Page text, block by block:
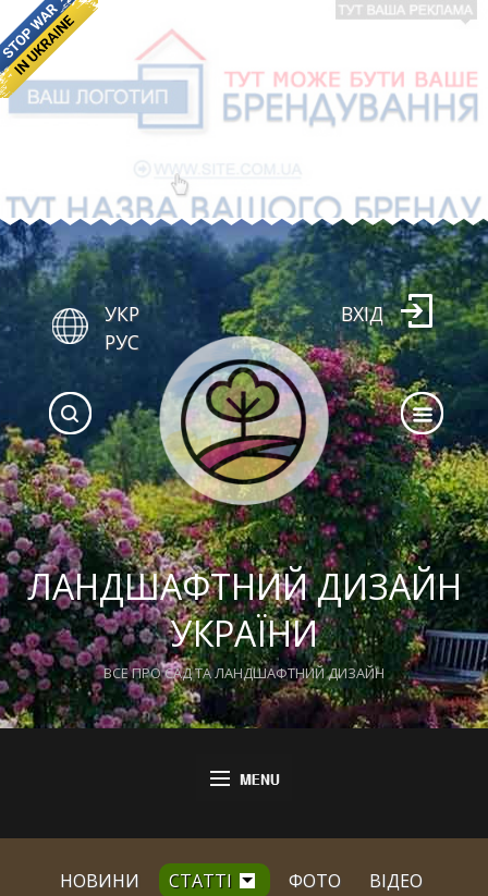
ЛАНДШАФТНИЙ ДИЗАЙН
УКРАЇНИ
ВСЕ ПРО САД ТА ЛАНДШАФТНИЙ ДИЗАЙН
УКР
РУС
ВХІД
НОВИНИ СТАТТІ ФОТО
ВІДЕО